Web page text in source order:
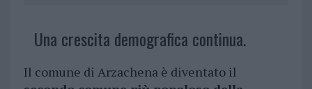
Una crescita demografica continua.
Il comune di Arzachena è diventato il